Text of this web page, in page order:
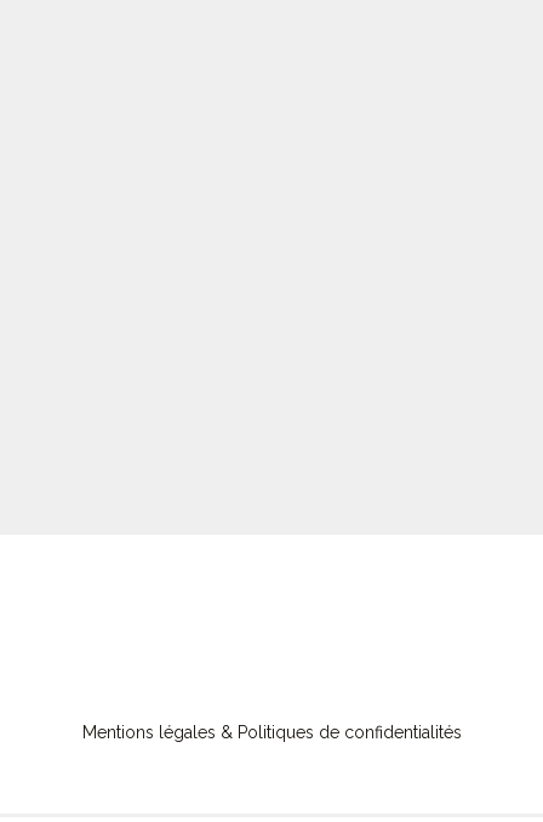
Mentions légales & Politiques de confidentialités